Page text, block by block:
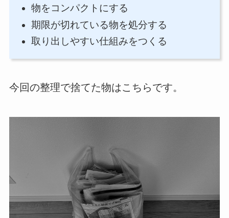
物をコンパクトにする
期限が切れている物を処分する
取り出しやすい仕組みをつくる
今回の整理で捨てた物はこちらです。